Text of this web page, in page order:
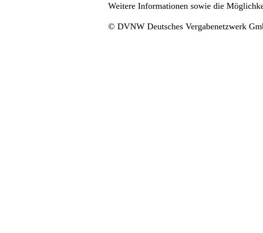
Weitere Informationen sowie die